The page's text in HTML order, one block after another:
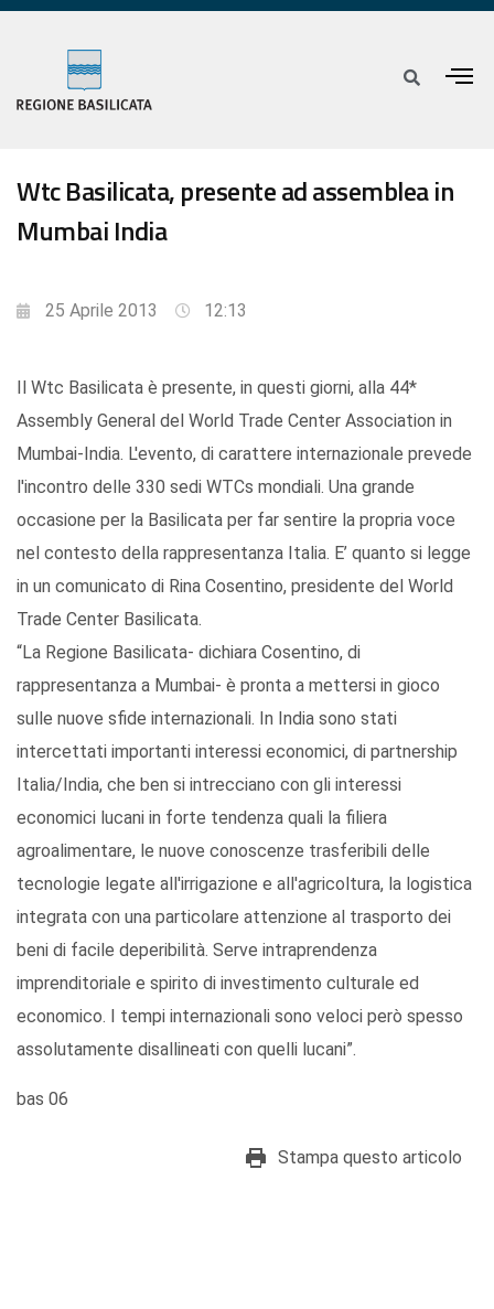
Wtc Basilicata, presente ad assemblea in
Mumbai India
25 Aprile 2013 12:13
Il Wtc Basilicata è presente, in questi giorni, alla 44*
Assembly General del World Trade Center Association in
Mumbai-India. L'evento, di carattere internazionale prevede
l'incontro delle 330 sedi WTCs mondiali. Una grande
occasione per la Basilicata per far sentire la propria voce
nel contesto della rappresentanza Italia. E’ quanto si legge
in un comunicato di Rina Cosentino, presidente del World
Trade Center Basilicata.
“La Regione Basilicata- dichiara Cosentino, di
rappresentanza a Mumbai- è pronta a mettersi in gioco
sulle nuove sfide internazionali. In India sono stati
intercettati importanti interessi economici, di partnership
Italia/India, che ben si intrecciano con gli interessi
economici lucani in forte tendenza quali la filiera
agroalimentare, le nuove conoscenze trasferibili delle
tecnologie legate all'irrigazione e all'agricoltura, la logistica
integrata con una particolare attenzione al trasporto dei
beni di facile deperibilità. Serve intraprendenza
imprenditoriale e spirito di investimento culturale ed
economico. I tempi internazionali sono veloci però spesso
assolutamente disallineati con quelli lucani”.
bas 06
Stampa questo articolo